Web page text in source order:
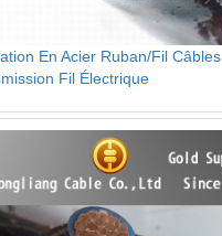
En Acier Ruban/Fil Câbles
Fil Électrique